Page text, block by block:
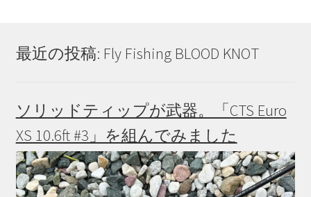
最近の投稿: Fly Fishing BLOOD KNOT
ソリッドティップが武器。「CTS Euro
XS 10.6ft #3」を組んでみました